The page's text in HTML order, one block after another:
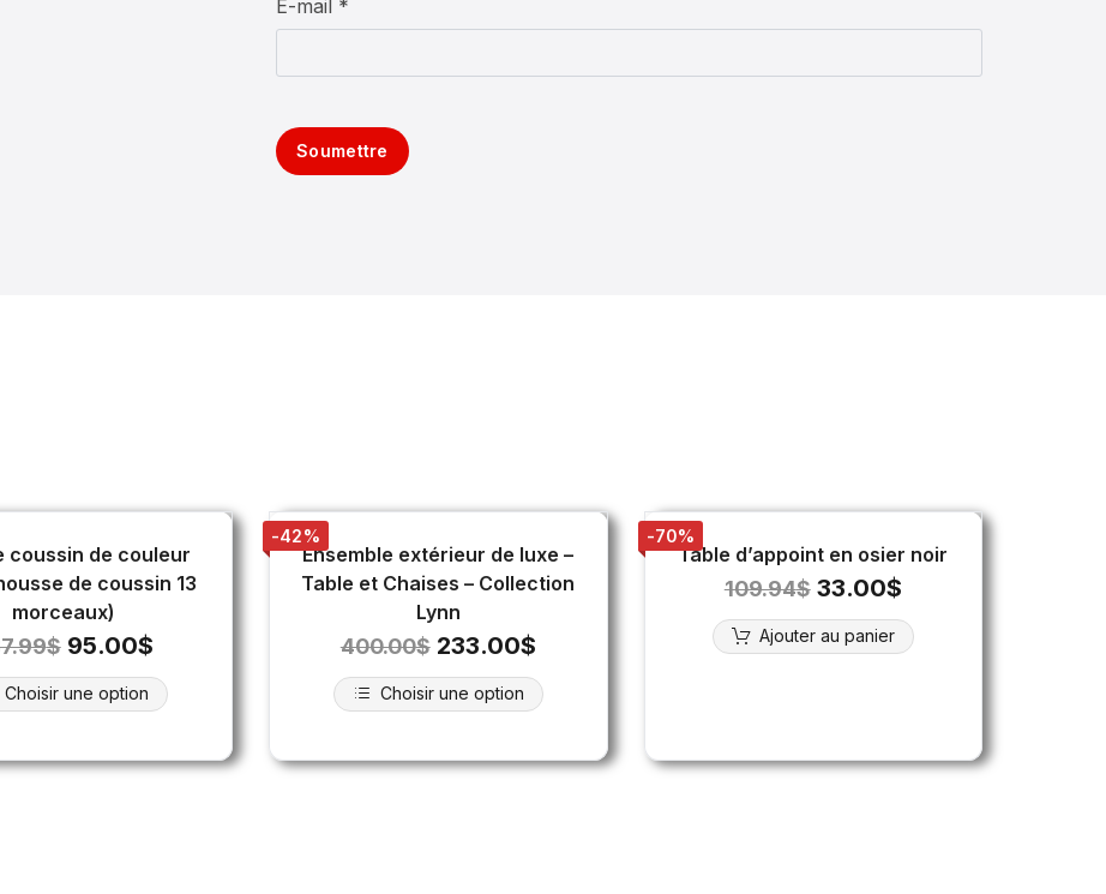
E-mail *
Soumettre
coussin de couleur
de coussin 13
morceaux)
$ 95.00$
Choisir une option
-42%
Ensemble extérieur de luxe –
Table et Chaises – Collection
Lynn
400.00$ 233.00$
Choisir une option
-70%
Table d’appoint en osier noir
109.94$ 33.00$
Ajouter au panier